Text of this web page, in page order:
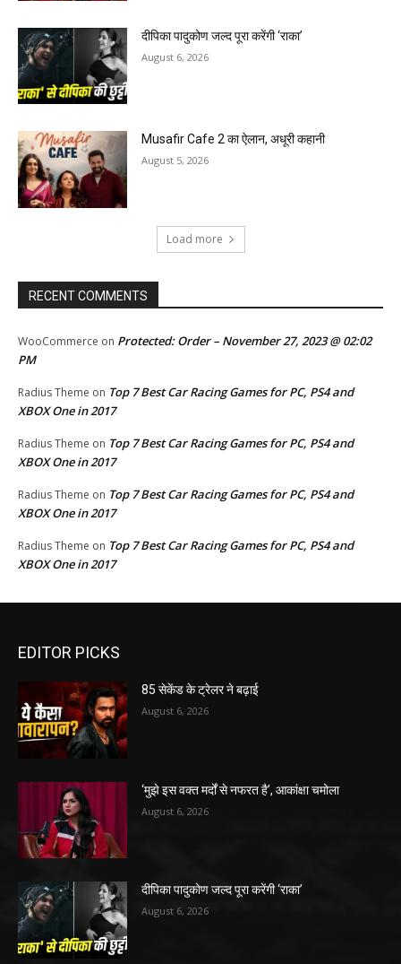
दीपिका पादुकोण जल्द पूरा करेंगी ‘राका’
August 6, 2026
Musafir Cafe 2 का ऐलान, अधूरी कहानी
August 5, 2026
Load more
RECENT COMMENTS
WooCommerce on Protected: Order – November 27, 2023 @ 02:02
PM
Radius Theme on Top 7 Best Car Racing Games for PC, PS4 and
XBOX One in 2017
Radius Theme on Top 7 Best Car Racing Games for PC, PS4 and
XBOX One in 2017
Radius Theme on Top 7 Best Car Racing Games for PC, PS4 and
XBOX One in 2017
Radius Theme on Top 7 Best Car Racing Games for PC, PS4 and
XBOX One in 2017
EDITOR PICKS
85 सेकेंड के ट्रेलर ने बढ़ाई
August 6, 2026
‘मुझे इस वक्त मर्दों से नफरत है’, आकांक्षा चमोला
August 6, 2026
दीपिका पादुकोण जल्द पूरा करेंगी ‘राका’
August 6, 2026